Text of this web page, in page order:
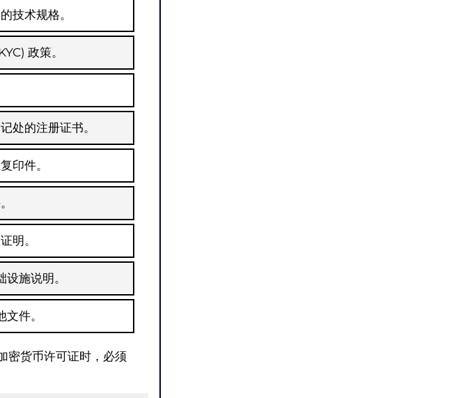
技术规格。
政策。
处的注册证书。
印件。
明。
施说明。
件。
密货币许可证时，必须